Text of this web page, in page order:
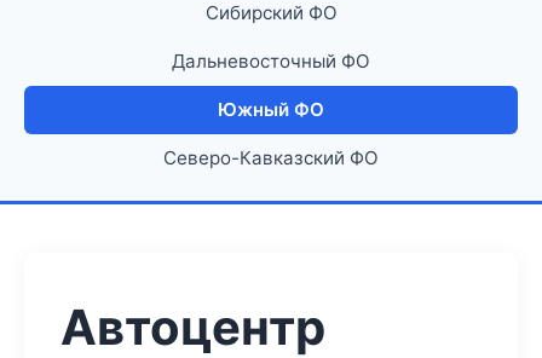
Сибирский ФО
Дальневосточный ФО
Южный ФО
Северо-Кавказский ФО
Автоцентр